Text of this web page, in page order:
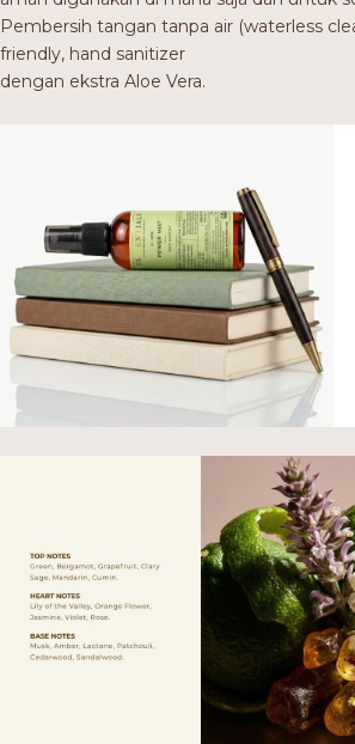
Pembersih tangan tanpa air (waterless
friendly, hand sanitizer
dengan ekstra Aloe Vera.